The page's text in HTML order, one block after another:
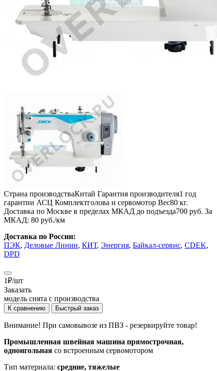
Страна производстваКитай Гарантия производителя1 год
гарантии АСЦ Комплектголова и сервомотор Вес80 кг.
Доставка по Москве в пределах МКАД до подъезда700 руб. За
МКАД: 80 руб./км
Доставка по России:
ПЭК, Деловые Линии, КИТ, Энергия, Байкал-сервис, CDEK,
DPD
1₽/шт
Заказать
модель снята с производства
К сравнению Быстрый заказ
Внимание! При самовывозе из ПВЗ - резервируйте товар!
Промышленная швейная машина прямострочная,
одноигольная со встроенным сервомотором
Тип материала: средние, тяжелые